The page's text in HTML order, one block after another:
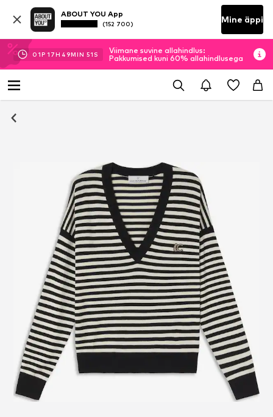
ABOUT YOU App
(152 700) Mine äppi
01P 17H 49MIN 51 S
Viimane suvine allahindlus:
Pakkumised kuni 60% allahindlusega